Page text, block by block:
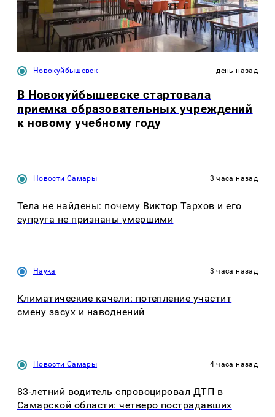
Новокуйбышевск день назад
В Новокуйбышевске стартовала
приемка образовательных учреждений
к новому учебному году
Новости Самары 3 часа назад
Тела не найдены: почему Виктор Тархов и его
супруга не признаны умершими
Наука 3 часа назад
Климатические качели: потепление участит
смену засух и наводнений
Новости Самары 4 часа назад
83-летний водитель спровоцировал ДТП в
Самарской области: четверо пострадавших